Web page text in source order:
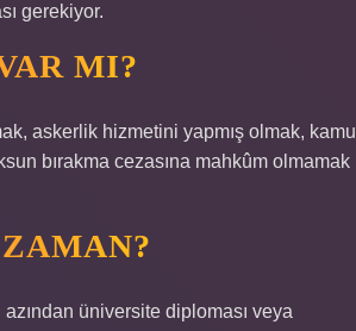
gerekiyor.
MI?
askerlik hizmetini yapmış olmak, kamu
bırakma cezasına mahkûm olmamak
üniversite diploması veya